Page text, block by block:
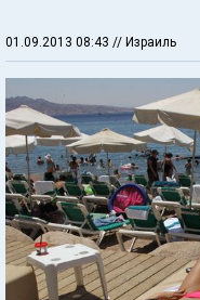
01.09.2013 08:43 // Израиль